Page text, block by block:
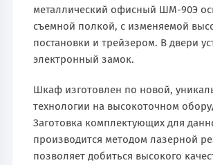
металлический офисный ШМ-90Э
съемной полкой, с изменяемой
постановки и трейзером. В двери
электронный замок.
Шкаф изготовлен по новой,
технологии на высокоточном
Заготовка комплектующих для
производится методом лазерной
позволяет добиться высокого